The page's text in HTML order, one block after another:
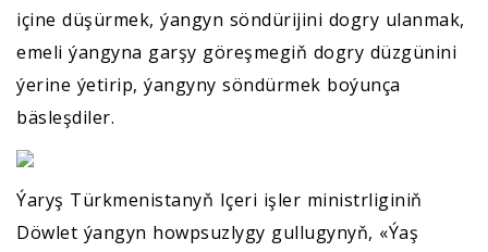
içine düşürmek, ýangyn söndürijini dogry ulanmak,
emeli ýangyna garşy göreşmegiň dogry düzgünini
ýerine ýetirip, ýangyny söndürmek boýunça
bäsleşdiler.
Ýaryş Türkmenistanyň Içeri işler ministrliginiň
Döwlet ýangyn howpsuzlygy gullugynyň, «Ýaş